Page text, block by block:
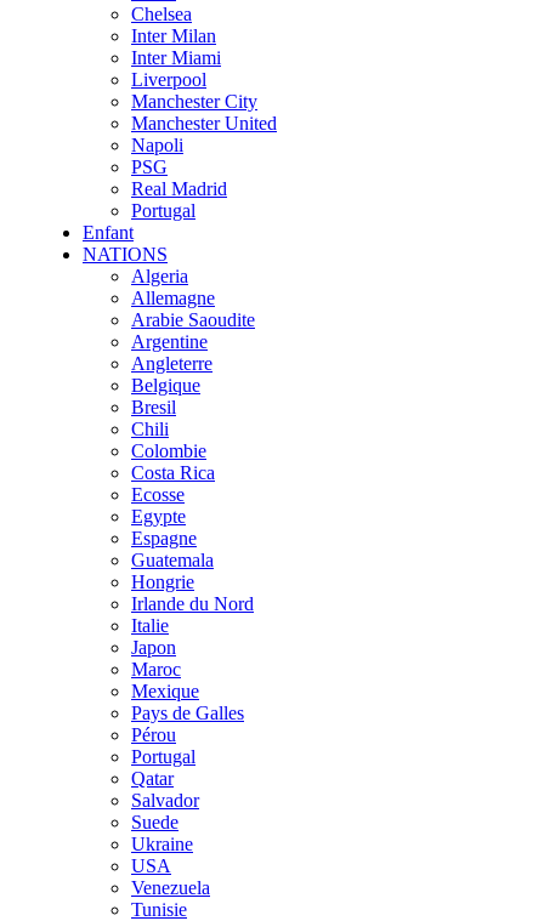
Chelsea
Inter Milan
Inter Miami
Liverpool
Manchester City
Manchester United
Napoli
PSG
Real Madrid
Portugal
Enfant
NATIONS
Algeria
Allemagne
Arabie Saoudite
Argentine
Angleterre
Belgique
Bresil
Chili
Colombie
Costa Rica
Ecosse
Egypte
Espagne
Guatemala
Hongrie
Irlande du Nord
Italie
Japon
Maroc
Mexique
Pays de Galles
Pérou
Portugal
Qatar
Salvador
Suede
Ukraine
USA
Venezuela
Tunisie